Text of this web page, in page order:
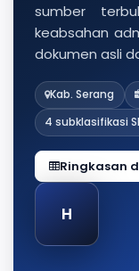
sumber
keabsahan
dokumen asli
Kab. Serang
4 subklasifikasi
Ringkasan
H